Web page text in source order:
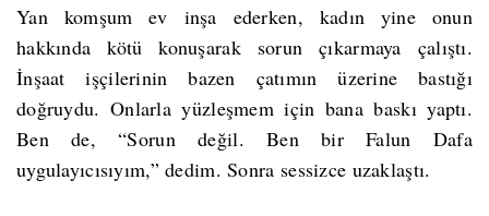
Yan komşum ev inşa ederken, kadın yine onun
hakkında kötü konuşarak sorun çıkarmaya çalıştı.
İnşaat işçilerinin bazen çatımın üzerine bastığı
doğruydu. Onlarla yüzleşmem için bana baskı yaptı.
Ben de, “Sorun değil. Ben bir Falun Dafa
uygulayıcısıyım,” dedim. Sonra sessizce uzaklaştı.